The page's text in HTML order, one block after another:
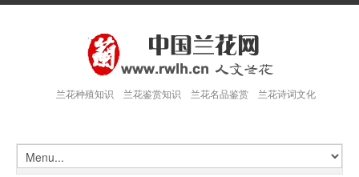
兰花种殖知识 兰花鉴赏知识 兰花名品鉴赏 兰花诗词文化